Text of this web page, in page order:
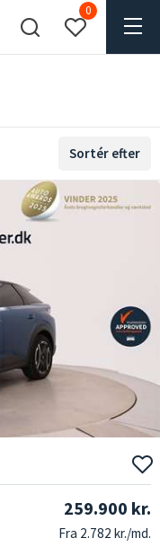
0
Sortér efter
259.900 kr.
Fra 2.782 kr./md.